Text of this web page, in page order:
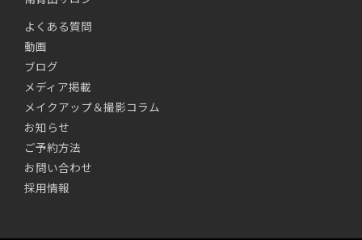
よくある質問
動画
ブログ
メディア掲載
メイクアップ＆撮影コラム
お知らせ
ご予約方法
お問い合わせ
採用情報